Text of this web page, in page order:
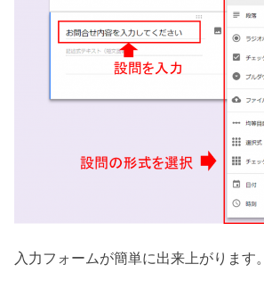
入力フォームが簡単に出来上がります。